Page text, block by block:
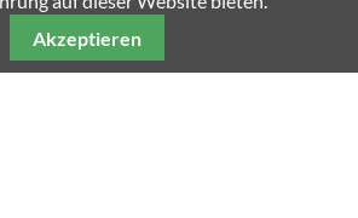
Akzeptieren